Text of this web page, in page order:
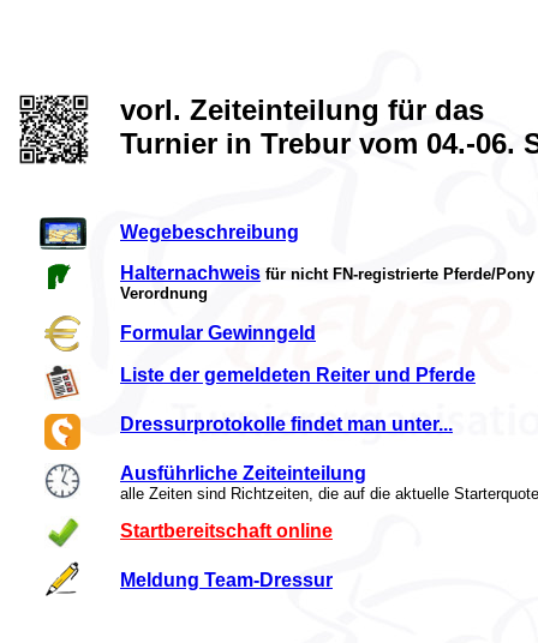
vorl. Zeiteinteilung für das
Turnier in Trebur vom 04.-06.
Wegebeschreibung
Halternachweis für nicht FN-registrierte Pferde/
Verordnung
Formular Gewinngeld
Liste der gemeldeten Reiter und Pferde
Dressurprotokolle findet man unter...
Ausführliche Zeiteinteilung
alle Zeiten sind Richtzeiten, die auf die aktuelle
Startbereitschaft online
Meldung Team-Dressur